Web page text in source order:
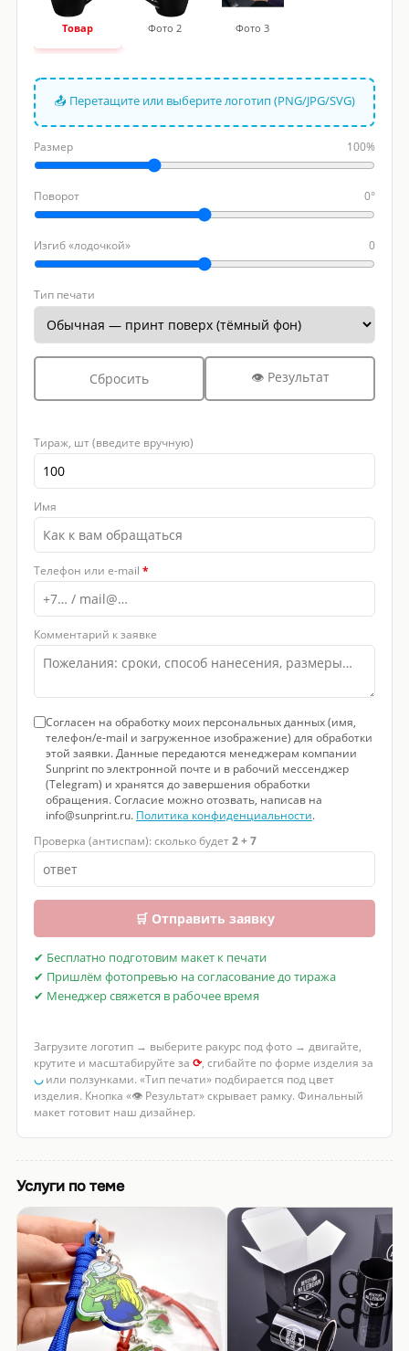
Товар Фото 2 Фото 3
📤 Перетащите или выберите логотип (PNG/JPG/SVG)
Размер 100%
Поворот 0°
Изгиб «лодочкой» 0
Тип печати
Сбросить 👁 Результат
Тираж, шт (введите вручную)
Имя
Телефон или e-mail *
Комментарий к заявке
Согласен на обработку моих персональных данных (имя,
телефон/e-mail и загруженное изображение) для обработки
этой заявки. Данные передаются менеджерам компании
Sunprint по электронной почте и в рабочий мессенджер
(Telegram) и хранятся до завершения обработки
обращения. Согласие можно отозвать, написав на
info@sunprint.ru. Политика конфиденциальности.
Проверка (антиспам): сколько будет2 + 7
🛒 Отправить заявку
✔ Бесплатно подготовим макет к печати
✔ Пришлём фотопревью на согласование до тиража
✔ Менеджер свяжется в рабочее время
Загрузите логотип → выберите ракурс под фото → двигайте,
крутите и масштабируйте за ⟳, сгибайте по форме изделия за
◡или ползунками. «Тип печати» подбирается под цвет
изделия. Кнопка «👁 Результат» скрывает рамку. Финальный
макет готовит наш дизайнер.
Услуги по теме